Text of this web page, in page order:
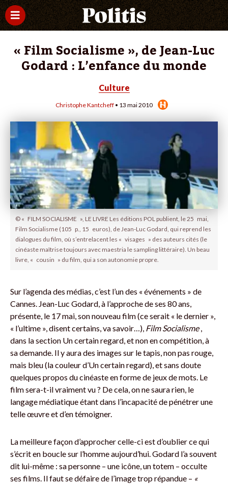
« Film Socialisme », de Jean-Luc
Godard : L’enfance du monde
Culture
Christophe Kantcheff • 13 mai 2010
© « FILM SOCIALISME », LE LIVRE Les éditions POL publient, le 25 mai,
Film Socialisme (105 p., 15 euros), de Jean-Luc Godard, qui reprend les
dialogues du film, où s’entrelacent les « visages » des auteurs cités (le
cinéaste maîtrise toujours avec maestria le sampling littéraire). Un beau
livre, « cousin » du film, qui a son autonomie propre.
Sur l’agenda des médias, c’est l’un des « événements » de
Cannes. Jean-Luc Godard, à l’approche de ses 80 ans,
présente, le 17 mai, son nouveau film (ce serait « le dernier »,
« l’ultime », disent certains, va savoir…), Film Socialisme,
dans la section Un certain regard, et non en compétition, à
sa demande. Il y aura des images sur le tapis, non pas rouge,
mais bleu (la couleur d’Un certain regard), et sans doute
quelques propos du cinéaste en forme de jeux de mots. Le
film sera-t-il vraiment vu ? De cela, on ne saura rien, le
langage médiatique étant dans l’incapacité de pénétrer une
telle œuvre et d’en témoigner.
La meilleure façon d’approcher celle-ci est d’oublier ce qui
s’écrit en ­boucle sur l’homme aujourd’hui. Godard l’a souvent
dit lui-même : sa personne – une icône, un totem – occulte
ses films. Il faut se défaire de l’image trop répandue – «